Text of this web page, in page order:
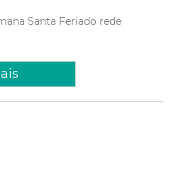
Santa Feriado rede